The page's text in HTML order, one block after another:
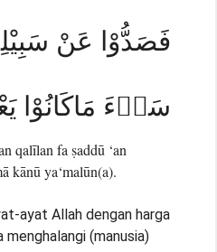
فَصَدُّوْا عَنْ
سَاۤءَ مَاكَانُوْا
qalīlan fa ṣaddū ‘an
kānū ya‘malūn(a).
ayat Allah dengan harga
menghalangi (manusia)